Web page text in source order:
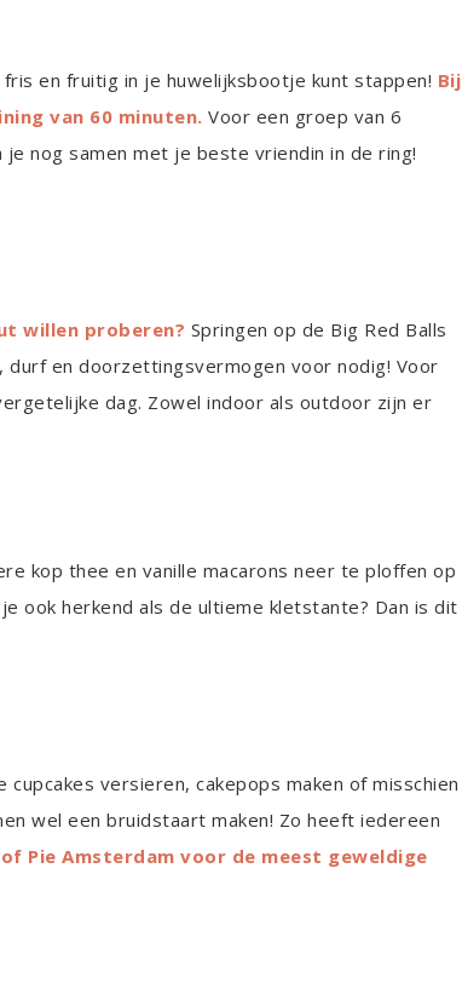
en fruitig in je huwelijksbootje kunt stappen! Bij
van 60 minuten. Voor een groep van 6
nog samen met je beste vriendin in de ring!
willen proberen? Springen op de Big Red Balls
durf en doorzettingsvermogen voor nodig! Voor
dag. Zowel indoor als outdoor zijn er
kop thee en vanille macarons neer te ploffen op
ook herkend als de ultieme kletstante? Dan is dit
versieren, cakepops maken of misschien
wel een bruidstaart maken! Zo heeft iedereen
Pie Amsterdam voor de meest geweldige